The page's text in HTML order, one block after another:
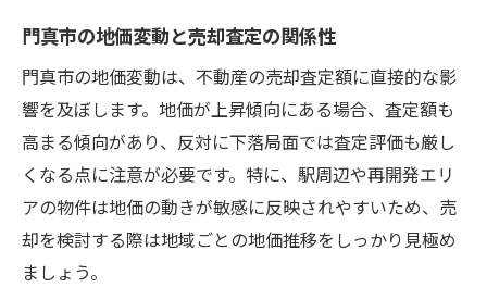
門真市の地価変動と売却査定の関係性
門真市の地価変動は、不動産の売却査定額に直接的な影
響を及ぼします。地価が上昇傾向にある場合、査定額も
高まる傾向があり、反対に下落局面では査定評価も厳し
くなる点に注意が必要です。特に、駅周辺や再開発エリ
アの物件は地価の動きが敏感に反映されやすいため、売
却を検討する際は地域ごとの地価推移をしっかり見極め
ましょう。